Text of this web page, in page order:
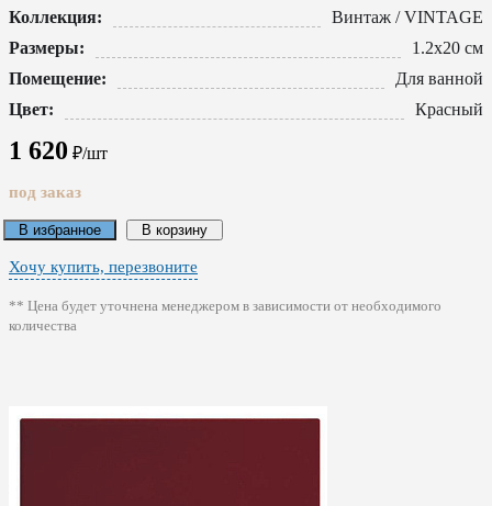
Коллекция:
Винтаж / VINTAGE
Размеры:
1.2x20 см
Помещение:
Для ванной
Цвет:
Красный
1 620 ₽/шт
под заказ
В избранное В корзину
Хочу купить, перезвоните
** Цена будет уточнена менеджером в зависимости от необходимого
количества